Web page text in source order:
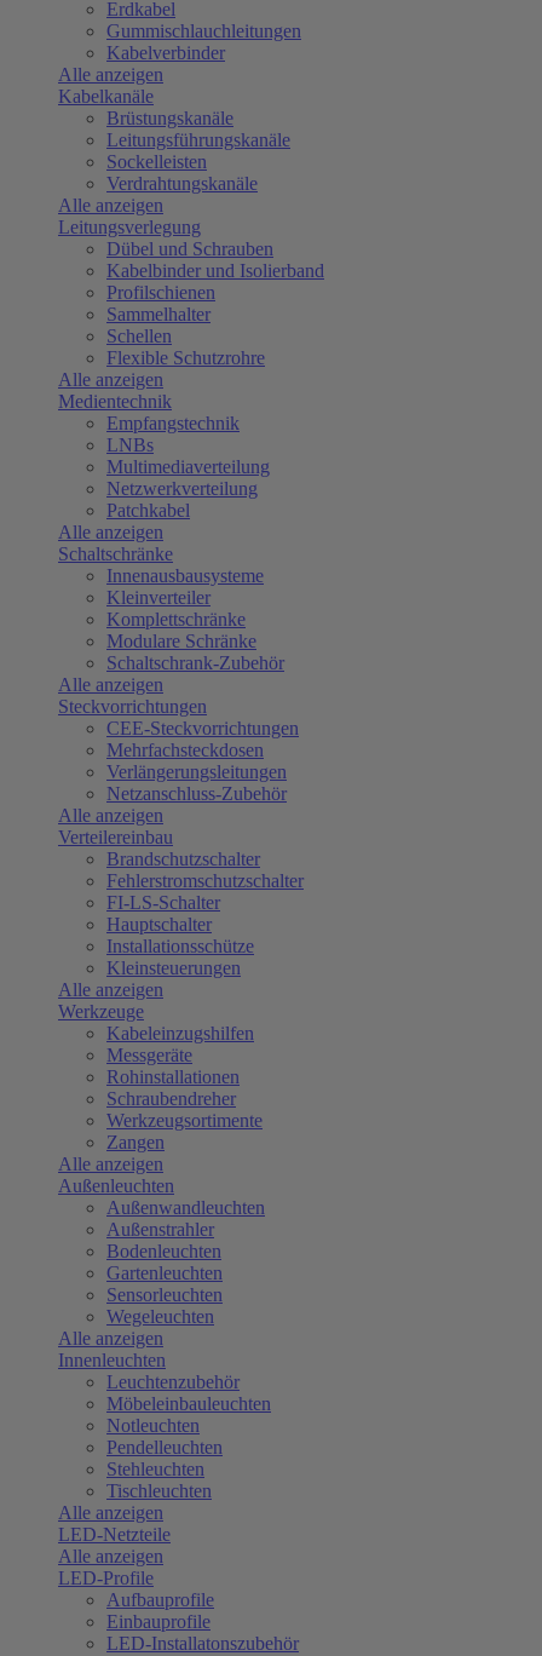
Erdkabel
Gummischlauchleitungen
Kabelverbinder
Alle anzeigen
Kabelkanäle
Brüstungskanäle
Leitungsführungskanäle
Sockelleisten
Verdrahtungskanäle
Alle anzeigen
Leitungsverlegung
Dübel und Schrauben
Kabelbinder und Isolierband
Profilschienen
Sammelhalter
Schellen
Flexible Schutzrohre
Alle anzeigen
Medientechnik
Empfangstechnik
LNBs
Multimediaverteilung
Netzwerkverteilung
Patchkabel
Alle anzeigen
Schaltschränke
Innenausbausysteme
Kleinverteiler
Komplettschränke
Modulare Schränke
Schaltschrank-Zubehör
Alle anzeigen
Steckvorrichtungen
CEE-Steckvorrichtungen
Mehrfachsteckdosen
Verlängerungsleitungen
Netzanschluss-Zubehör
Alle anzeigen
Verteilereinbau
Brandschutzschalter
Fehlerstromschutzschalter
FI-LS-Schalter
Hauptschalter
Installationsschütze
Kleinsteuerungen
Alle anzeigen
Werkzeuge
Kabeleinzugshilfen
Messgeräte
Rohinstallationen
Schraubendreher
Werkzeugsortimente
Zangen
Alle anzeigen
Außenleuchten
Außenwandleuchten
Außenstrahler
Bodenleuchten
Gartenleuchten
Sensorleuchten
Wegeleuchten
Alle anzeigen
Innenleuchten
Leuchtenzubehör
Möbeleinbauleuchten
Notleuchten
Pendelleuchten
Stehleuchten
Tischleuchten
Alle anzeigen
LED-Netzteile
Alle anzeigen
LED-Profile
Aufbauprofile
Einbauprofile
LED-Installatonszubehör